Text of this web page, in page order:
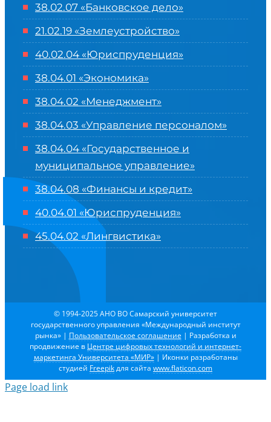
38.02.07 «Банковское дело»
21.02.19 «Землеустройство»
40.02.04 «Юриспруденция»
38.04.01 «Экономика»
38.04.02 «Менеджмент»
38.04.03 «Управление персоналом»
38.04.04 «Государственное и
муниципальное управление»
38.04.08 «Финансы и кредит»
40.04.01 «Юриспруденция»
45.04.02 «Лингвистика»
© 1994-2025 АНО ВО Самарский университет
государственного управления «Международный институт
рынка» | Пользовательское соглашение | Разработка и
продвижение в Центре цифровых технологий и интернет-
маркетинга Университета «МИР»| Иконки разработаны
студией Freepikдля сайта www.flaticon.com
Page load link